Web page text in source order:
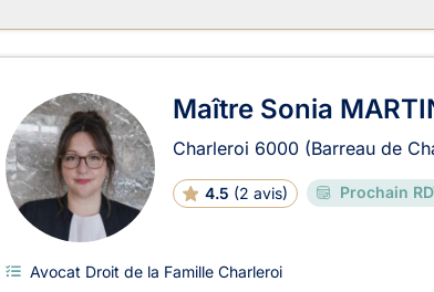
Maître Sonia
Charleroi 6000 (Barreau de
4.5 (2 avis) Prochain
Avocat Droit de la Famille Charleroi